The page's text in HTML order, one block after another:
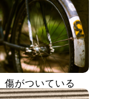
傷がついている